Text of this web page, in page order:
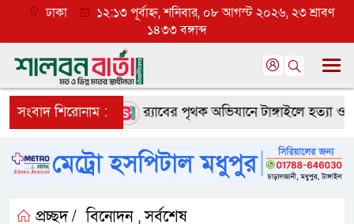
ঢাকা
১২:১৩ পূর্বাহ্ন, শনিবার, ০৮ আগস্ট ২০২৬, ২৩ শ্রাবণ
১৪৩৩ বঙ্গাব্দ
সংবাদ শিরোনাম :
ব্যাপক প্রত্যাশা র‌্যাবের পৃথক অভিযানে টাঙ্গাইলে হত্যা ও
প্রচ্ছদ / বিনোদন ,সর্বশেষ